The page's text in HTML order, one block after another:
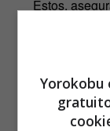
Estos,
distribución de
Yorokobu